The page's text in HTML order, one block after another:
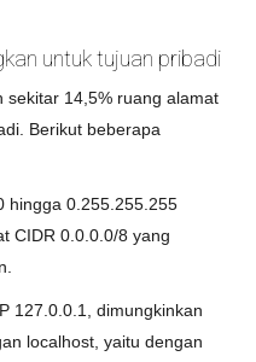
untuk tujuan pribadi
sekitar 14,5% ruang alamat
Berikut beberapa
hingga 0.255.255.255
CIDR 0.0.0.0/8 yang
127.0.0.1, dimungkinkan
localhost, yaitu dengan